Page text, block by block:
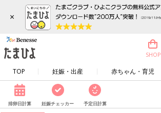
×
TOP 妊娠・出産 赤ちゃん・育児
SHOP
排卵日計算 妊娠チェッカー 予定日計算